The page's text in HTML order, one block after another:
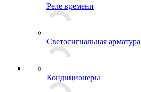
Реле времени
Светосигнальная арматура
Кондиционеры